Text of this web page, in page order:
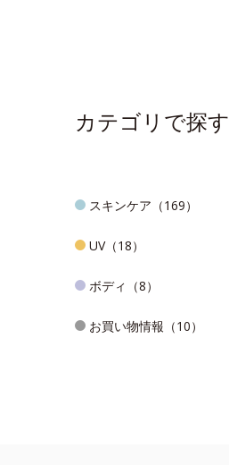
カテゴリで探す
スキンケア（169）
UV（18）
ボディ（8）
お買い物情報（10）